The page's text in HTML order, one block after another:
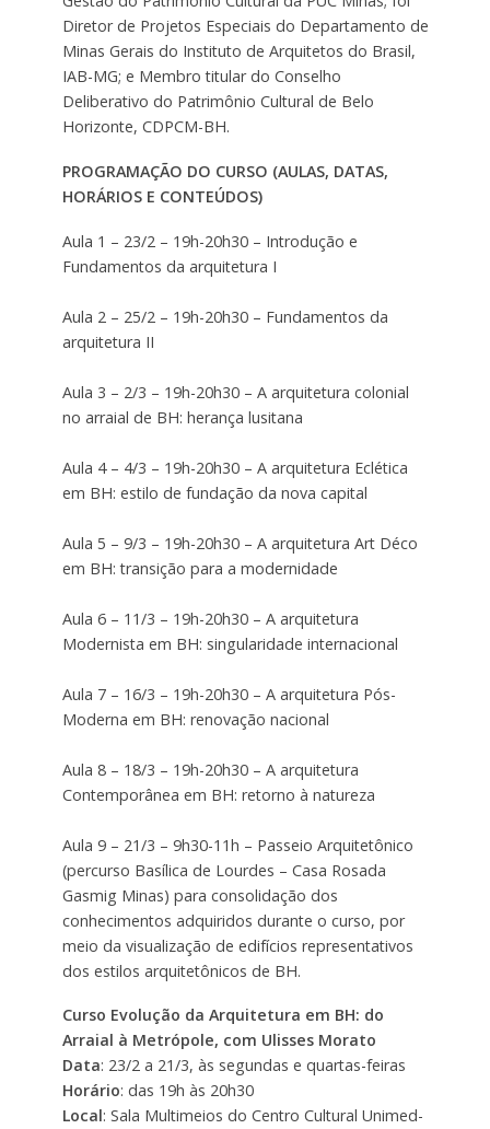
Diretor de Projetos Especiais do Departamento de
Minas Gerais do Instituto de Arquitetos do Brasil,
IAB-MG; e Membro titular do Conselho
Deliberativo do Patrimônio Cultural de Belo
Horizonte, CDPCM-BH.
PROGRAMAÇÃO DO CURSO (AULAS, DATAS,
HORÁRIOS E CONTEÚDOS)
Aula 1 – 23/2 – 19h-20h30 – Introdução e
Fundamentos da arquitetura I
Aula 2 – 25/2 – 19h-20h30 – Fundamentos da
arquitetura II
Aula 3 – 2/3 – 19h-20h30 – A arquitetura colonial
no arraial de BH: herança lusitana
Aula 4 – 4/3 – 19h-20h30 – A arquitetura Eclética
em BH: estilo de fundação da nova capital
Aula 5 – 9/3 – 19h-20h30 – A arquitetura Art Déco
em BH: transição para a modernidade
Aula 6 – 11/3 – 19h-20h30 – A arquitetura
Modernista em BH: singularidade internacional
Aula 7 – 16/3 – 19h-20h30 – A arquitetura Pós-
Moderna em BH: renovação nacional
Aula 8 – 18/3 – 19h-20h30 – A arquitetura
Contemporânea em BH: retorno à natureza
Aula 9 – 21/3 – 9h30-11h – Passeio Arquitetônico
(percurso Basílica de Lourdes – Casa Rosada
Gasmig Minas) para consolidação dos
conhecimentos adquiridos durante o curso, por
meio da visualização de edifícios representativos
dos estilos arquitetônicos de BH.
Curso Evolução da Arquitetura em BH: do
Arraial à Metrópole, com Ulisses Morato
Data: 23/2 a 21/3, às segundas e quartas-feiras
Horário: das 19h às 20h30
Local: Sala Multimeios do Centro Cultural Unimed-